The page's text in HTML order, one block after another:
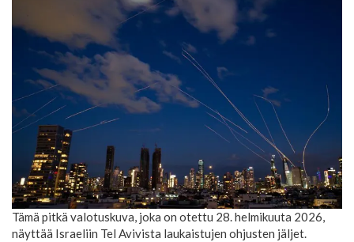
Tämä pitkä valotuskuva, joka on otettu 28. helmikuuta 2026,
näyttää Israeliin Tel Avivista laukaistujen ohjusten jäljet.